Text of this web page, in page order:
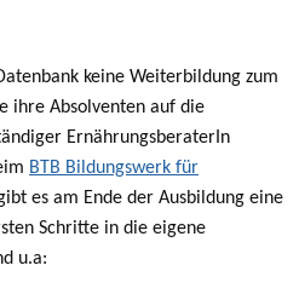
keine Weiterbildung zum
ihre Absolventen auf die
ErnährungsberaterIn
BTB Bildungswerk für
es am Ende der Ausbildung eine
Schritte in die eigene
u.a: